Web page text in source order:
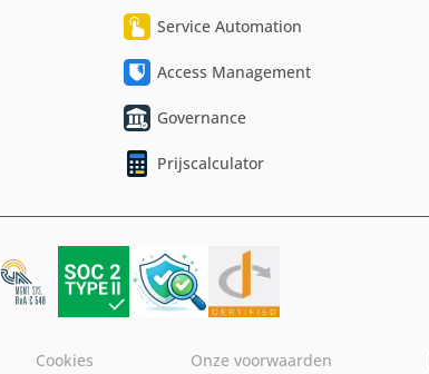
Service Automation
Access Management
Governance
Prijscalculator
Cookies Onze voorwaarden